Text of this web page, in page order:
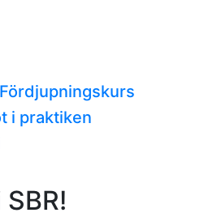
i praktiken